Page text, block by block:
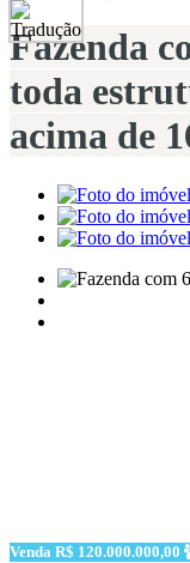
Fazenda
toda
acima de
Venda R$ 120.000.000,00